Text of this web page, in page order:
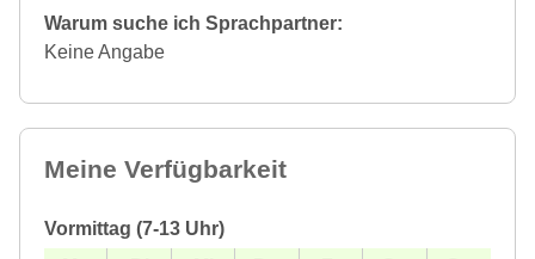
Warum suche ich Sprachpartner:
Keine Angabe
Meine Verfügbarkeit
Vormittag (7-13 Uhr)